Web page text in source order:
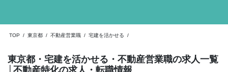
TOP / 東京都 / 不動産営業職 / 宅建を活かせる /
東京都・宅建を活かせる・不動産営業職の求人一覧
│不動産特化の求人・転職情報